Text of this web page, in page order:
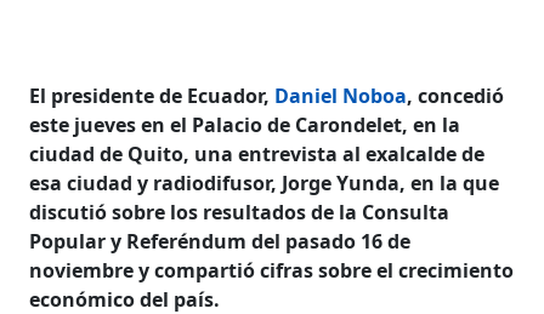
El presidente de Ecuador, Daniel Noboa, concedió
este jueves en el Palacio de Carondelet, en la
ciudad de Quito, una entrevista al exalcalde de
esa ciudad y radiodifusor, Jorge Yunda, en la que
discutió sobre los resultados de la Consulta
Popular y Referéndum del pasado 16 de
noviembre y compartió cifras sobre el crecimiento
económico del país.